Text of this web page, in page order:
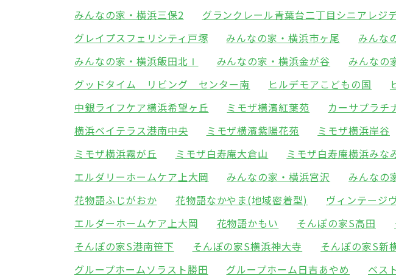
みんなの家・横浜三保2
グランクレール青葉台二丁目シニアレジ
グレイプスフェリシティ戸塚
みんなの家・横浜市ヶ尾 みんな
みんなの家・横浜飯田北Ⅰ
みんなの家・横浜金が谷 みんなの
グッドタイム リビング センター南
ヒルデモアこどもの国
中銀ライフケア横浜希望ヶ丘
ミモザ横濱紅葉苑 カーサプラチ
横浜ベイテラス港南中央
ミモザ横濱紫陽花苑 ミモザ横浜岸谷
ミモザ横浜霧が丘
ミモザ白寿庵大倉山 ミモザ白寿庵横浜みな
エルダリーホームケア上大岡
みんなの家・横浜宮沢 みんなの
花物語ふじがおか
花物語なかやま(地域密着型) ヴィンテージ
エルダーホームケア上大岡
花物語かもい そんぽの家S高田
そんぽの家S港南笹下
そんぽの家S横浜神大寺 そんぽの家S新
グループホームソラスト勝田
グループホーム日吉あやめ ベス